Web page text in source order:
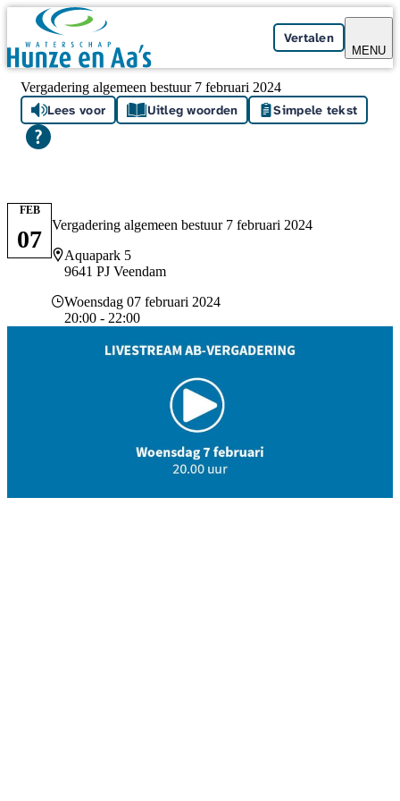
Skip navigation
Vertalen
MENU
Vergadering algemeen bestuur 7 februari 2024
Lees voor Uitleg woorden Simpele tekst
Vergadering algemeen bestuur 7 februari 2024
Locatie
Aquapark 5
9641 PJ Veendam
Datum en tijd
Woensdag 07 februari 2024
20:00 - 22:00
FEB
07